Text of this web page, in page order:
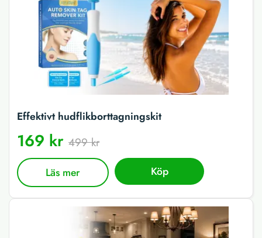
Effektivt hudflikborttagningskit
169 kr 499 kr
Läs mer Köp